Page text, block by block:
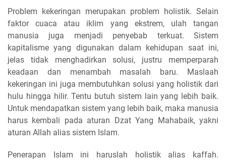
Problem kekeringan merupakan problem holistik. Selain
faktor cuaca atau iklim yang ekstrem, ulah tangan
manusia juga menjadi penyebab terkuat. Sistem
kapitalisme yang digunakan dalam kehidupan saat ini,
jelas tidak menghadirkan solusi, justru memperparah
keadaan dan menambah masalah baru. Maslaah
kekeringan ini juga membutuhkan solusi yang holistik dari
hulu hingga hilir. Tentu butuh sistem lain yang lebih baik.
Untuk mendapatkan sistem yang lebih baik, maka manusia
harus kembali pada aturan Dzat Yang Mahabaik, yakni
aturan Allah alias sistem Islam.
Penerapan Islam ini haruslah holistik alias kaffah.